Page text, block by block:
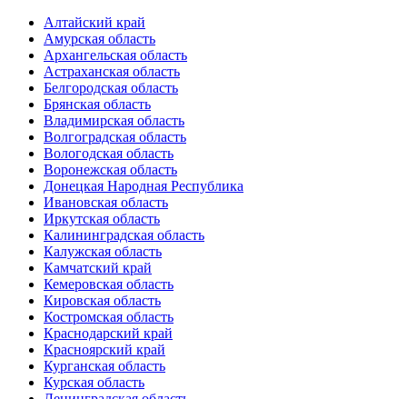
Алтайский край
Амурская область
Архангельская область
Астраханская область
Белгородская область
Брянская область
Владимирская область
Волгоградская область
Вологодская область
Воронежская область
Донецкая Народная Республика
Ивановская область
Иркутская область
Калининградская область
Калужская область
Камчатский край
Кемеровская область
Кировская область
Костромская область
Краснодарский край
Красноярский край
Курганская область
Курская область